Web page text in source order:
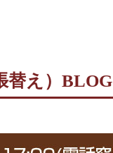
替え）BLOG